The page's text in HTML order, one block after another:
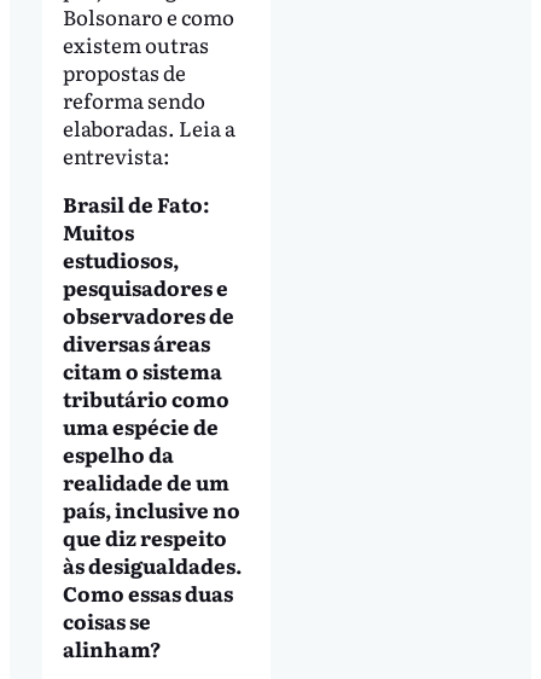
Bolsonaro e como
existem outras
propostas de
reforma sendo
elaboradas. Leia a
entrevista:
Brasil de Fato:
Muitos
estudiosos,
pesquisadores e
observadores de
diversas áreas
citam o sistema
tributário como
uma espécie de
espelho da
realidade de um
país, inclusive no
que diz respeito
às desigualdades.
Como essas duas
coisas se
alinham?